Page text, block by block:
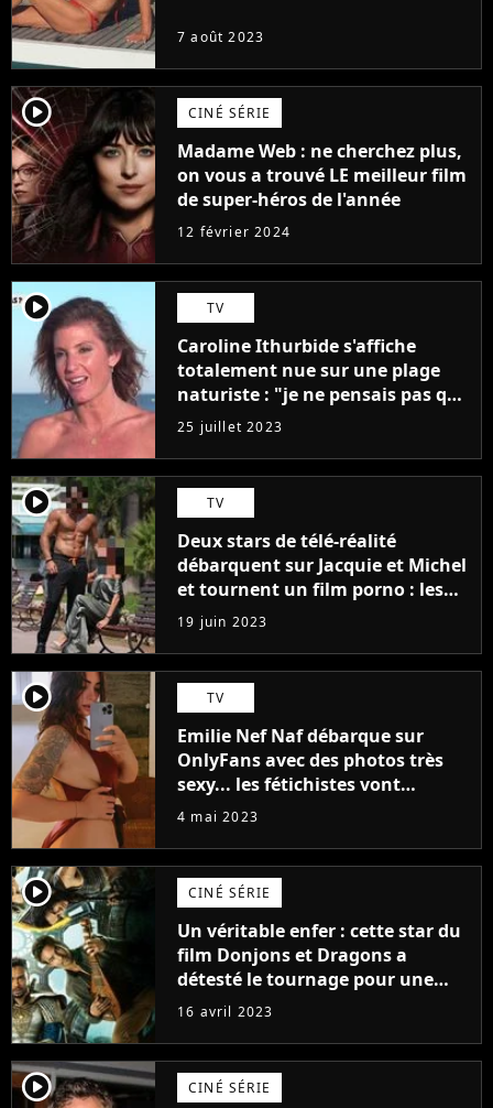
7 août 2023
player2 CINÉ SÉRIE
Madame Web : ne cherchez plus,
on vous a trouvé LE meilleur film
de super-héros de l'année
12 février 2024
player2 TV
Caroline Ithurbide s'affiche
totalement nue sur une plage
naturiste : "je ne pensais pas que
j'arriverais à le faire..."
25 juillet 2023
player2 TV
Deux stars de télé-réalité
débarquent sur Jacquie et Michel
et tournent un film porno : les
premières images du tournage
(exclu)
19 juin 2023
player2 TV
Emilie Nef Naf débarque sur
OnlyFans avec des photos très
sexy... les fétichistes vont
prendre leur pied !
4 mai 2023
player2 CINÉ SÉRIE
Un véritable enfer : cette star du
film Donjons et Dragons a
détesté le tournage pour une
raison très spéciale
16 avril 2023
player2 CINÉ SÉRIE